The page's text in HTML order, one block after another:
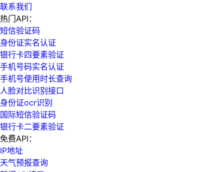
联系我们
热门API：
短信验证码
身份证实名认证
银行卡四要素验证
手机号码实名认证
手机号使用时长查询
人脸对比识别接口
身份证ocr识别
国际短信验证码
银行卡二要素验证
免费API：
IP地址
天气预报查询